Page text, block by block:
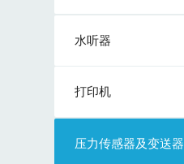
水听器
打印机
压力传感器及变送器